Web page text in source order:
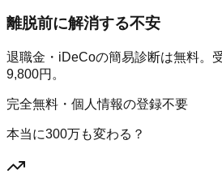
離脱前に解消する不安
退職金・iDeCoの簡易診断は無料。
9,800円。
完全無料・個人情報の登録不要
本当に300万も変わる？